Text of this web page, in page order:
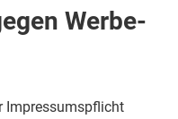
Werbe-
Impressumspflicht